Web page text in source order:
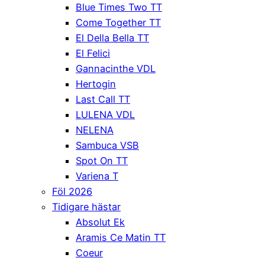
Blue Times Two TT
Come Together TT
El Della Bella TT
El Felici
Gannacinthe VDL
Hertogin
Last Call TT
LULENA VDL
NELENA
Sambuca VSB
Spot On TT
Variena T
Föl 2026
Tidigare hästar
Absolut Ek
Aramis Ce Matin TT
Coeur